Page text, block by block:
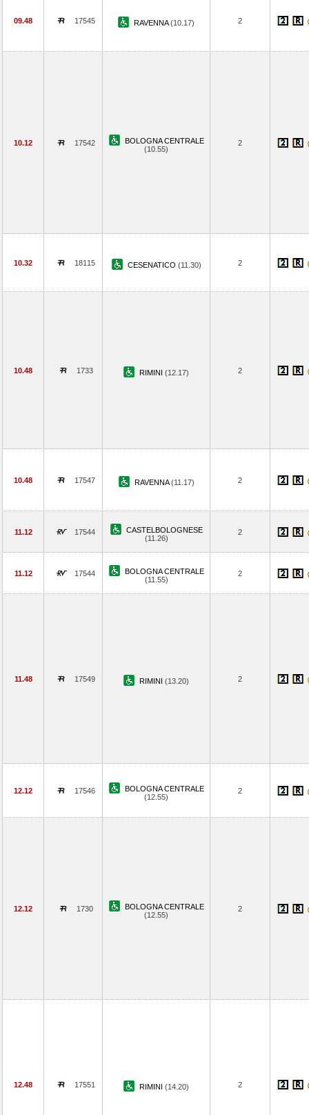
09.48 17545 RAVENNA(10.17) 2
10.12 17542
BOLOGNA CENTRALE
(10.55)
2
10.32 18115 CESENATICO (11.30) 2
10.48 1733 RIMINI (12.17) 2
10.48 17547 RAVENNA(11.17) 2
11.12 17544
CASTELBOLOGNESE
(11.26)
2
11.12 17544
BOLOGNA CENTRALE
(11.55)
2
11.48 17549 RIMINI (13.20) 2
12.12 17546
BOLOGNA CENTRALE
(12.55)
2
12.12 1730
BOLOGNA CENTRALE
(12.55)
2
12.48 17551 RIMINI (14.20) 2